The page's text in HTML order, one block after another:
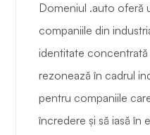
Domeniul .auto oferă
companiile din
identitate concentrată
rezonează în cadrul
pentru companiile
încredere și să iasă în